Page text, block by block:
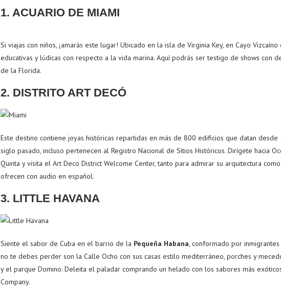
1. ACUARIO DE MIAMI
Si viajas con niños, ¡amarás este lugar! Ubicado en la isla de Virginia Key, en Cayo
educativas y lúdicas con respecto a la vida marina. Aquí podrás ser testigo de shows con
de la Florida.
2. DISTRITO ART DECÓ
Este destino contiene joyas históricas repartidas en más de 800 edificios que datan
siglo pasado, incluso pertenecen al Registro Nacional de Sitios Históricos. Dirígete hacia
Quinta y visita el Art Deco District Welcome Center, tanto para admirar su arquitectura
ofrecen con audio en español.
3. LITTLE HAVANA
Siente el sabor de Cuba en el barrio de la Pequeña Habana, conformado por
no te debes perder son la Calle Ocho con sus casas estilo mediterráneo, porches y
y el parque Domino. Deleita el paladar comprando un helado con los sabores más
Company.